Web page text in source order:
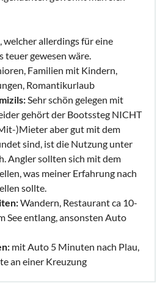
welcher allerdings für eine
teuer gewesen wäre.
Familien mit Kindern,
Romantikurlaub
Sehr schön gelegen mit
gehört der Bootssteg NICHT
)Mieter aber gut mit dem
sind, ist die Nutzung unter
Angler sollten sich mit dem
was meiner Erfahrung nach
sollte.
Wandern, Restaurant ca 10-
See entlang, ansonsten Auto
mit Auto 5 Minuten nach Plau,
an einer Kreuzung